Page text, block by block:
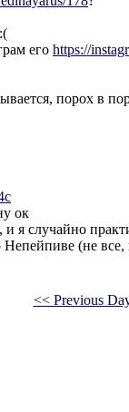
его https://
порох в
ок
я случайно
(не
<< Previous